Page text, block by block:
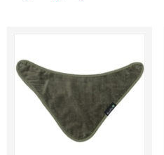
器（クリーム）/食器